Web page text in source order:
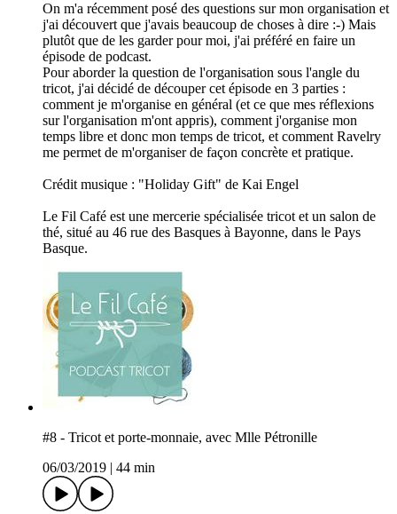
On m'a récemment posé des questions sur mon organisation et
j'ai découvert que j'avais beaucoup de choses à dire :-) Mais
plutôt que de les garder pour moi, j'ai préféré en faire un
épisode de podcast.
Pour aborder la question de l'organisation sous l'angle du
tricot, j'ai décidé de découper cet épisode en 3 parties :
comment je m'organise en général (et ce que mes réflexions
sur l'organisation m'ont appris), comment j'organise mon
temps libre et donc mon temps de tricot, et comment Ravelry
me permet de m'organiser de façon concrète et pratique.
Crédit musique : "Holiday Gift" de Kai Engel
Le Fil Café est une mercerie spécialisée tricot et un salon de
thé, situé au 46 rue des Basques à Bayonne, dans le Pays
Basque.
#8 - Tricot et porte-monnaie, avec Mlle Pétronille
06/03/2019
44 min